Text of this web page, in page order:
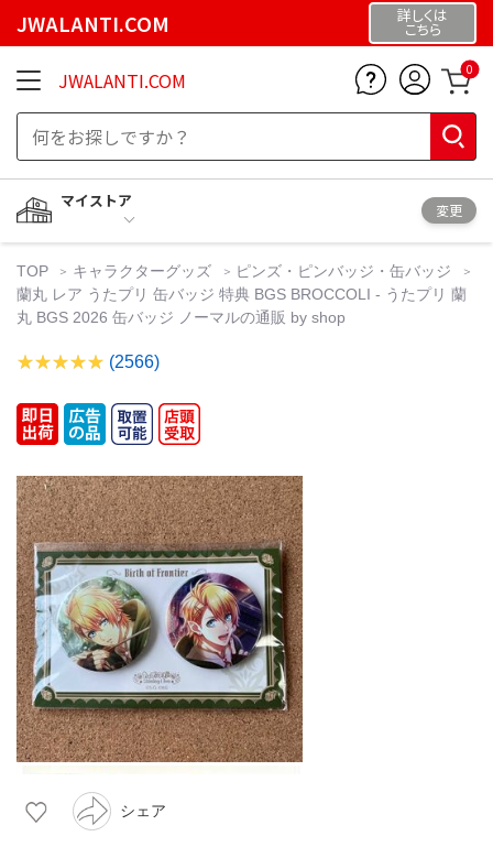
JWALANTI.COM 詳しくは
こちら
JWALANTI.COM 0
マイストア
変更
TOP キャラクターグッズ
ピンズ・ピンバッジ・缶バッジ
蘭丸 レア うたプリ 缶バッジ 特典 BGS BROCCOLI - うたプリ 蘭
丸 BGS 2026 缶バッジ ノーマルの通販 by shop
(2566)
シェア